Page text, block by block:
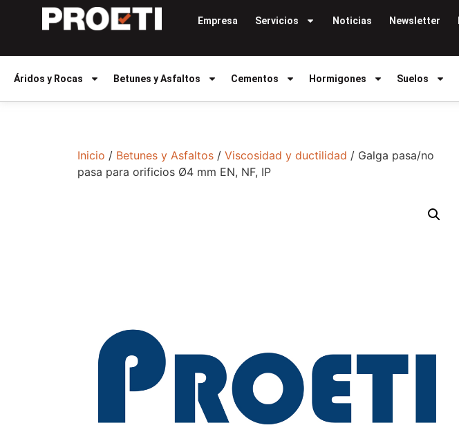
Empresa Servicios Noticias Newsletter
Áridos y Rocas Betunes y Asfaltos Cementos Hormigones Suelos
Inicio / Betunes y Asfaltos / Viscosidad y ductilidad / Galga pasa/no
pasa para orificios Ø4 mm EN, NF, IP